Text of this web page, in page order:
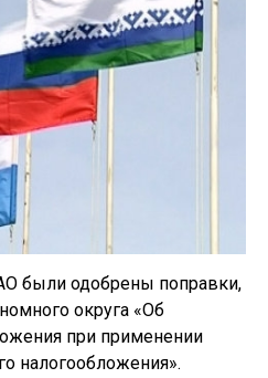
были одобрены поправки,
округа «Об
при применении
налогообложения».